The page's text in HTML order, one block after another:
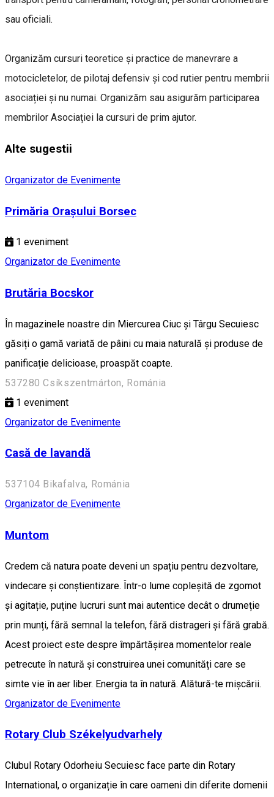
sau oficiali.
Organizăm cursuri teoretice și practice de manevrare a
motocicletelor, de pilotaj defensiv și cod rutier pentru membrii
asociației și nu numai. Organizăm sau asigurăm participarea
membrilor Asociației la cursuri de prim ajutor.
Alte sugestii
Organizator de Evenimente
Primăria Orașului Borsec
1 eveniment
Organizator de Evenimente
Brutăria Bocskor
În magazinele noastre din Miercurea Ciuc și Târgu Secuiesc
găsiți o gamă variată de pâini cu maia naturală și produse de
panificație delicioase, proaspăt coapte.
537280 Csíkszentmárton, Románia
1 eveniment
Organizator de Evenimente
Casă de lavandă
537104 Bikafalva, Románia
Organizator de Evenimente
Muntom
Credem că natura poate deveni un spațiu pentru dezvoltare,
vindecare și conștientizare. Într-o lume copleșită de zgomot
și agitație, puține lucruri sunt mai autentice decât o drumeție
prin munți, fără semnal la telefon, fără distrageri și fără grabă.
Acest proiect este despre împărtășirea momentelor reale
petrecute în natură și construirea unei comunități care se
simte vie în aer liber. Energia ta în natură. Alătură-te mișcării.
Organizator de Evenimente
Rotary Club Székelyudvarhely
Clubul Rotary Odorheiu Secuiesc face parte din Rotary
International, o organizație în care oameni din diferite domenii